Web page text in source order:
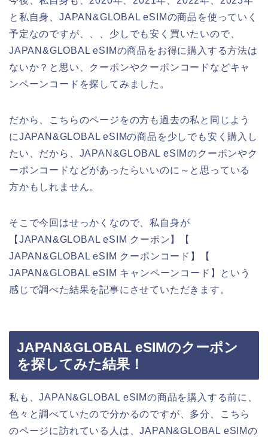
と私自身、JAPAN&GLOBAL eSIMの商品を使っていく
予定なのですが、、、少しでも安く買いたいので、
JAPAN&GLOBAL eSIMの商品をお得に購入する方法は
ないか？と思い、クーポンやクーポンコードなどキャ
ンペーンコードを探してみました。
だから、こちらのページをの方も過去の私と同じよう
にJAPAN&GLOBAL eSIMの商品を少しでも安く購入し
たい、だから、JAPAN&GLOBAL eSIMのクーポンやク
ーポンコードなどがあったらいいのに～と思っている
方かもしれません。
そこで今回はせっかくなので、私自身が
【JAPAN&GLOBAL eSIM クーポン】【
JAPAN&GLOBAL eSIM クーポンコード】【
JAPAN&GLOBAL eSIM キャンペーンコード】という
感じで調べた結果を記事にさせていただきます。
JAPAN&GLOBAL eSIMのクーポン
を探してみた結果！
私も、JAPAN&GLOBAL eSIMの商品を購入する前に、
色々と調べていたので分かるのですが、多分、こちら
のページに訪れている人は、JAPAN&GLOBAL eSIMの